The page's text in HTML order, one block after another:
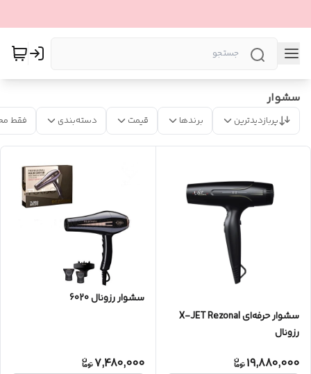
سشوار
پربازدیدترین برندها قیمت دسته‌بندی فقط
سشوار حرفه‌ای X-JET Rezonal
رزونال
19,880,000
سشوار رزونال 6020
7,480,000